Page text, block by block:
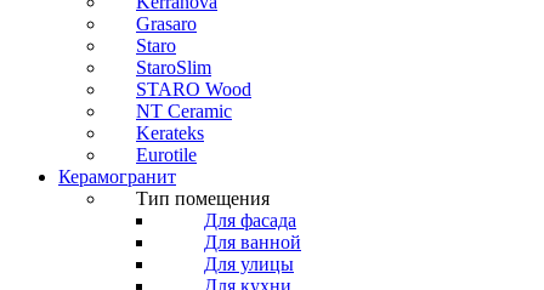
Grasaro
Staro
StaroSlim
STARO Wood
NT Ceramic
Kerateks
Eurotile
Керамогранит
Тип помещения
Для фасада
Для ванной
Для улицы
Для кухни